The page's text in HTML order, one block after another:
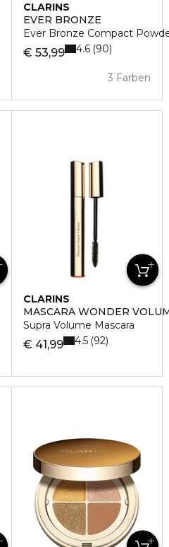
CLARINS
EVER BRONZE
Ever Bronze Compact
€ 53,99
3 Farben
4.6 90
CLARINS
MASCARA WONDER
Supra Volume Mascara
€ 41,99 4.5 92